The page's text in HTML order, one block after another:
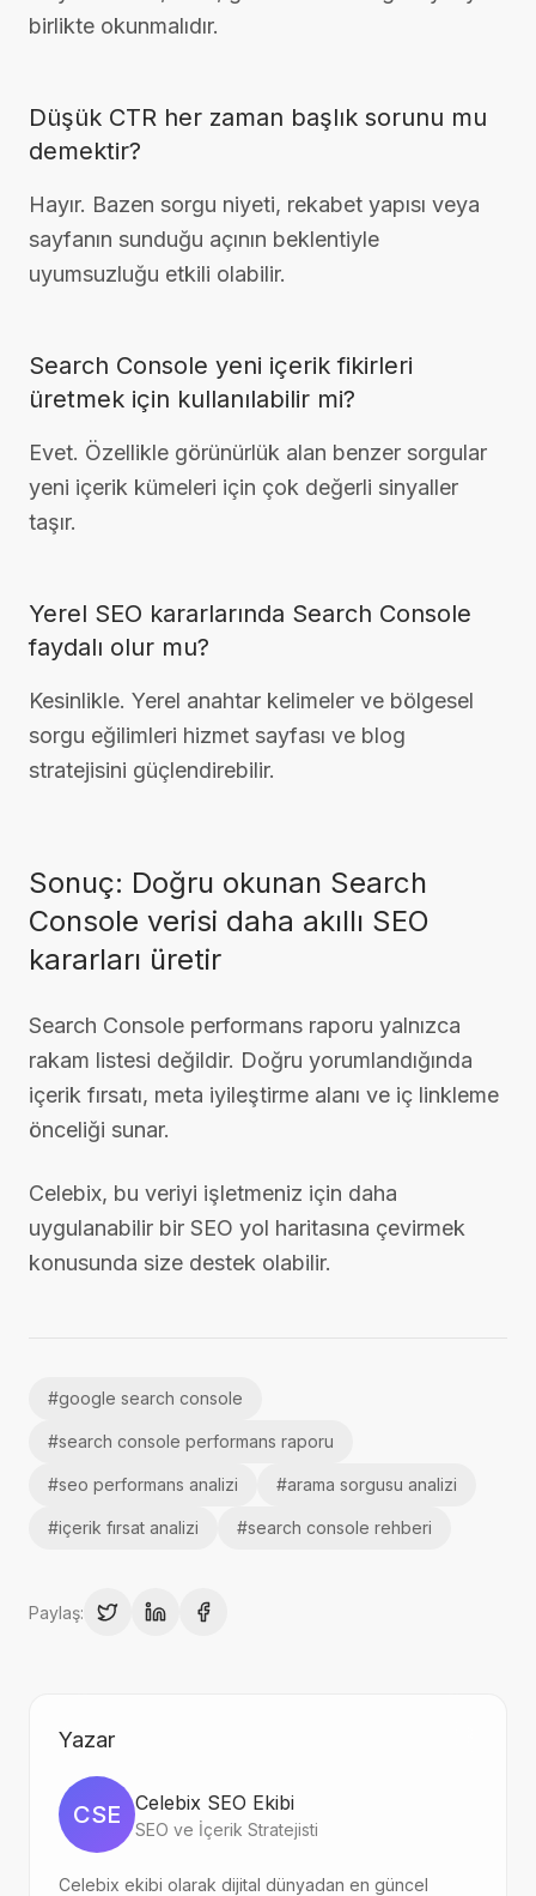
birlikte okunmalıdır.
Düşük CTR her zaman başlık sorunu mu
demektir?
Hayır. Bazen sorgu niyeti, rekabet yapısı veya
sayfanın sunduğu açının beklentiyle
uyumsuzluğu etkili olabilir.
Search Console yeni içerik fikirleri
üretmek için kullanılabilir mi?
Evet. Özellikle görünürlük alan benzer sorgular
yeni içerik kümeleri için çok değerli sinyaller
taşır.
Yerel SEO kararlarında Search Console
faydalı olur mu?
Kesinlikle. Yerel anahtar kelimeler ve bölgesel
sorgu eğilimleri hizmet sayfası ve blog
stratejisini güçlendirebilir.
Sonuç: Doğru okunan Search
Console verisi daha akıllı SEO
kararları üretir
Search Console performans raporu yalnızca
rakam listesi değildir. Doğru yorumlandığında
içerik fırsatı, meta iyileştirme alanı ve iç linkleme
önceliği sunar.
Celebix, bu veriyi işletmeniz için daha
uygulanabilir bir SEO yol haritasına çevirmek
konusunda size destek olabilir.
#google search console
#search console performans raporu
#seo performans analizi #arama sorgusu analizi
#içerik fırsat analizi #search console rehberi
Paylaş:
Yazar
CSE Celebix SEO Ekibi
SEO ve İçerik Stratejisti
Celebix ekibi olarak dijital dünyadan en güncel